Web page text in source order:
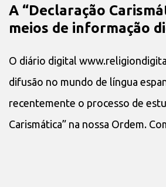
A “Declaração
meios de informação
O diário digital
difusão no mundo de língua
recentemente o processo de
Carismática” na nossa Ordem.